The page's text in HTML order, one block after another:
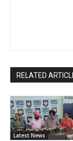
RELATED
Latest News